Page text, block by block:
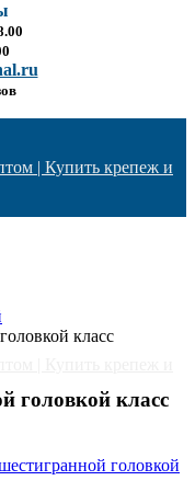
класс
головкой класс
головкой